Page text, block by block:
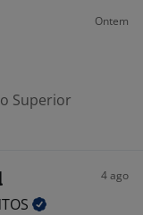
Ontem
Superior
4 ago